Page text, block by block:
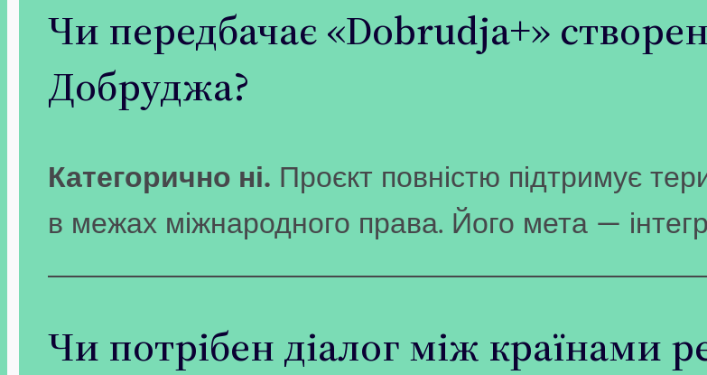
Чи передбачає «Dobrudja+»
Добруджа?
Категорично ні. Проєкт повністю підтримує
в межах міжнародного права. Його мета —
Чи потрібен діалог між країнами